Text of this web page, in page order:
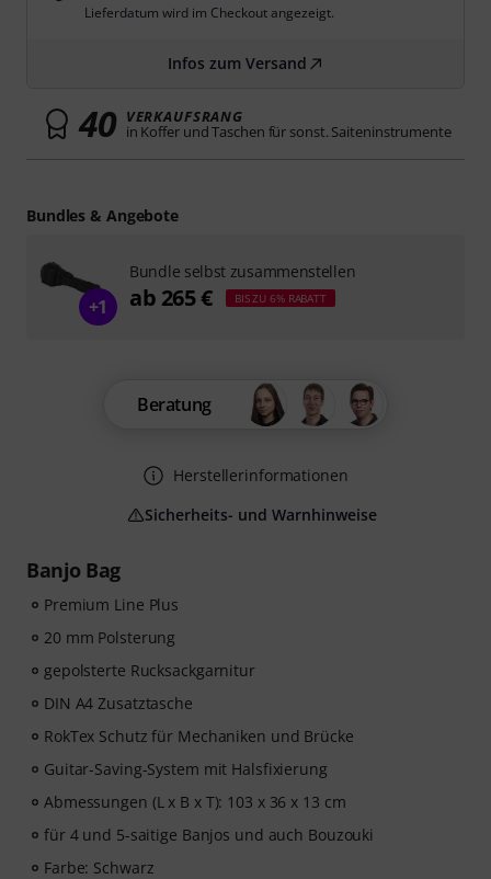
Banjo Bag
Premium Line Plus
20 mm Polsterung
gepolsterte Rucksackgarnitur
DIN A4 Zusatztasche
RokTex Schutz für Mechaniken und Brücke
Guitar-Saving-System mit Halsfixierung
Abmessungen (L x B x T): 103 x 36 x 13 cm
für 4 und 5-saitige Banjos und auch Bouzouki
Farbe: Schwarz
Lieferdatum wird im Checkout angezeigt.
Infos zum Versand
40 VERKAUFSRANG
in Koffer und Taschen für sonst. Saiteninstrumente
Beratung
Herstellerinformationen
Sicherheits- und Warnhinweise
Bundles & Angebote
+1
Bundle selbst zusammenstellen
ab 265 € BIS ZU 6% RABATT